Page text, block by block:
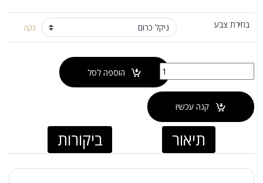
בחירת צבע נקה
כמות של אינטרפוץ 3 דרך TEMA הוספה לסל
קנה עכשיו
תיאור ביקורות